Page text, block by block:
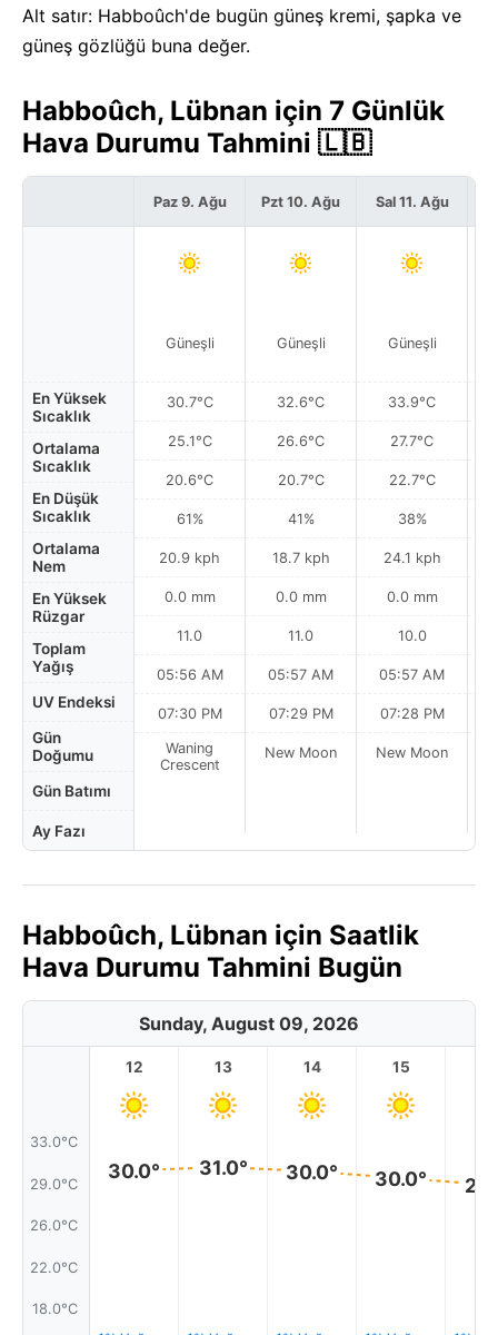
Alt satır: Habboûch'de bugün güneş kremi, şapka ve
güneş gözlüğü buna değer.
Habboûch, Lübnan için 7 Günlük
Hava Durumu Tahmini 🇱🇧
En Yüksek
Sıcaklık
Ortalama
Sıcaklık
En Düşük
Sıcaklık
Ortalama
Nem
En Yüksek
Rüzgar
Toplam
Yağış
UV Endeksi
Gün
Doğumu
Gün Batımı
Ay Fazı
Paz 9. Ağu
Güneşli
30.7°C
25.1°C
20.6°C
61%
20.9 kph
0.0 mm
11.0
05:56 AM
07:30 PM
Waning
Crescent
Pzt 10. Ağu
Güneşli
32.6°C
26.6°C
20.7°C
41%
18.7 kph
0.0 mm
11.0
05:57 AM
07:29 PM
New Moon
Sal 11. Ağu
Güneşli
33.9°C
27.7°C
22.7°C
38%
24.1 kph
0.0 mm
10.0
05:57 AM
07:28 PM
New Moon
Habboûch, Lübnan için Saatlik
Hava Durumu Tahmini Bugün
Sunday, August 09, 2026
33.0°C
29.0°C
26.0°C
22.0°C
18.0°C
12
30.0°
13
31.0°
14
30.0°
15
30.0°